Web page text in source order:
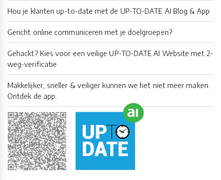
Hou je klanten up-to-date met de UP-TO-DATE AI Blog & App
Gericht online communiceren met je doelgroepen?
Gehackt? Kies voor een veilige UP-TO-DATE AI Website met 2-
weg-verificatie
Makkelijker, sneller & veiliger kunnen we het niet meer maken.
Ontdek de app.